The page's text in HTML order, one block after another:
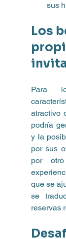
sus
Los
Para
atractivo
podría
y la
por sus
por
que se
se
reservas